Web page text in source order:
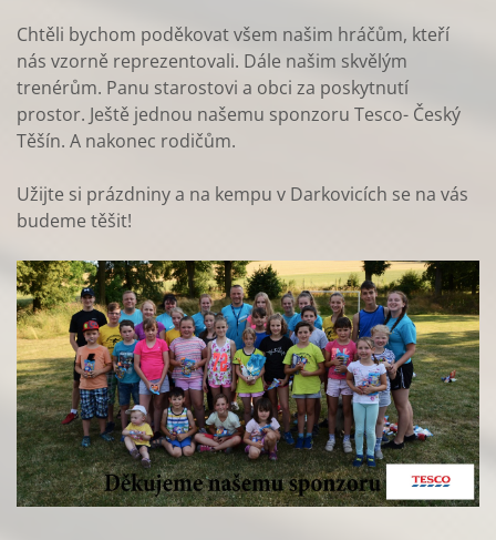
Chtěli bychom poděkovat všem našim hráčům, kteří
nás vzorně reprezentovali. Dále našim skvělým
trenérům. Panu starostovi a obci za poskytnutí
prostor. Ještě jednou našemu sponzoru Tesco- Český
Těšín. A nakonec rodičům.
Užijte si prázdniny a na kempu v Darkovicích se na vás
budeme těšit!